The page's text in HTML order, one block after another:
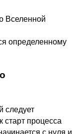
Вселенной
определенному
следует
старт процесса